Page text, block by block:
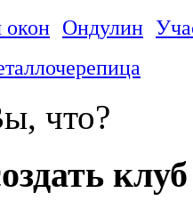
окон Ондулин
что?
клуб